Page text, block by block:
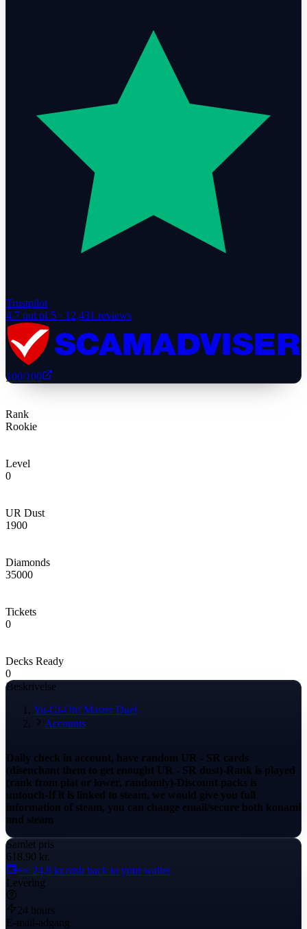
Trustpilot
4.7 out of 5 · 12,431 reviews
100/100
Rank
Rookie
Level
0
UR Dust
1900
Diamonds
35000
Tickets
0
Decks Ready
0
Beskrivelse
Yu-Gi-Oh! Master Duel
Accounts
Daily check in account, have random UR - SR cards
(disenchant them to get enought UR - SR dust)-Rank is played
(rank from plat or lower, randomly)-Discount packs is
untouch-If it is linked to steam, we would give you full
information of steam, you can change email/secure both konami
and steam
Samlet pris
618,90 kr.
+≈ 24,8 kr.cash back to your wallet
Levering
24 hours
E-mail-adgang